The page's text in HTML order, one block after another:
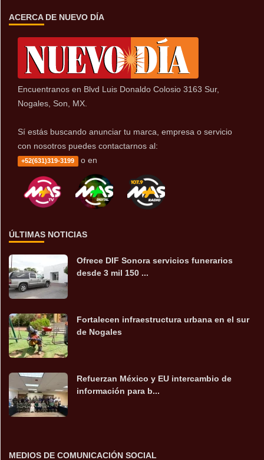
ACERCA DE NUEVO DÍA
Encuentranos en Blvd Luis Donaldo Colosio 3163 Sur,
Nogales, Son, MX.
Sí estás buscando anunciar tu marca, empresa o servicio
con nosotros puedes contactarnos al:
+52(631)319-3199 o en
ÚLTIMAS NOTICIAS
Ofrece DIF Sonora servicios funerarios
desde 3 mil 150 ...
Fortalecen infraestructura urbana en el sur
de Nogales
Refuerzan México y EU intercambio de
información para b...
MEDIOS DE COMUNICACIÓN SOCIAL